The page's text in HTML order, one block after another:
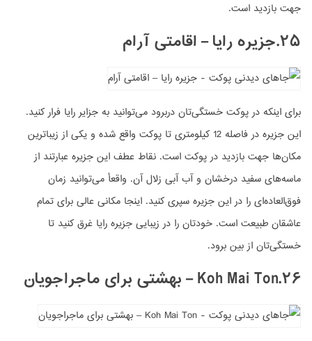
جهت بازدید است.
۲۵.جزیره رایا – اقامتی آرام
برای اینکه در پوکت خستگی‌تان دربرود می‌توانید به جزایر رایا فرار کنید.
این جزیره در فاصله 12 کیلومتری تا پوکت واقع شده و یکی از زیباترین
مکان‌ها جهت بازدید در پوکت است. نقاط عطف این جزیره عبارتند از
ماسه‌های سفید درخشان و آب آبی زلال آن. واقعأ می‌توانید زمان
فوق‌العاده‌ای را در این جزیره سپری کنید. اینجا مکانی عالی برای تمام
عاشقان طبیعت است. خودتان را در زیبایی جزیره رایا غرق کنید تا
خستگی‌تان از بین برود.
۲۶.Koh Mai Ton – بهشتی برای ماجراجویان